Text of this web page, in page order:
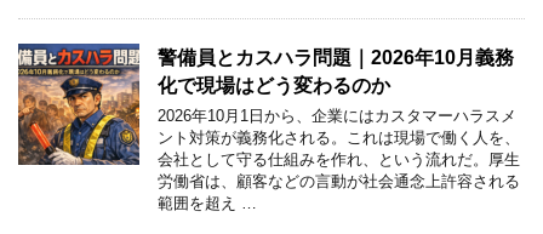
警備員とカスハラ問題｜2026年10月義務
化で現場はどう変わるのか
2026年10月1日から、企業にはカスタマーハラスメ
ント対策が義務化される。これは現場で働く人を、
会社として守る仕組みを作れ、という流れだ。厚生
労働省は、顧客などの言動が社会通念上許容される
範囲を超え …